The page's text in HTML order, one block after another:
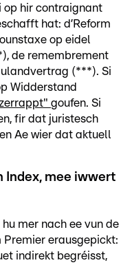
op hir contraignant
hat: d’Reform
op eidel
de remembrement
(***). Si
Widderstand
goufen. Si
fir dat juristesch
Ae wier dat aktuell
Index, mee iwwert
mer nach ee vun de
erausgepickt:
indirekt begréisst,